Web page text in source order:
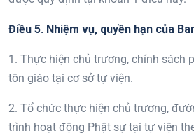
Điều 5. Nhiệm vụ, quyền hạn của
1. Thực hiện chủ trương, chính sách
tôn giáo tại cơ sở tự viện.
2. Tổ chức thực hiện chủ trương,
trình hoạt động Phật sự tại tự viện